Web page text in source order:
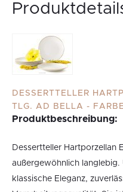
DESSERTTELLER
TLG. AD BELLA -
Produktbeschreibung:
Dessertteller Hartporzellan
außergewöhnlich langlebig.
klassische Eleganz,